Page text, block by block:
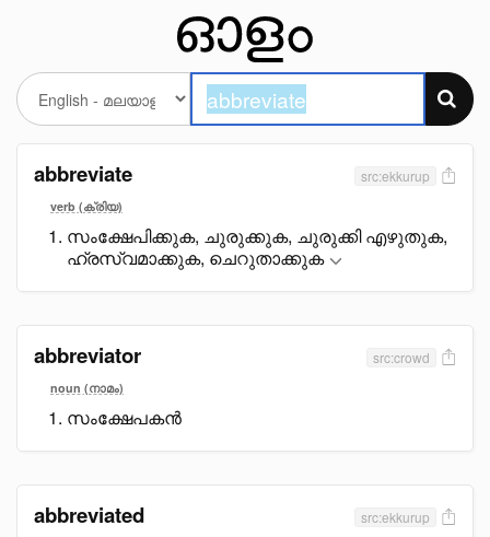
abbreviate src:ekkurup
verb (ക്രിയ)
സംക്ഷേപിക്കുക, ചുരുക്കുക, ചുരുക്കി എഴുതുക,
ഹ്രസ്വമാക്കുക, ചെറുതാക്കുക
abbreviator src:crowd
noun (നാമം)
സംക്ഷേപകൻ
abbreviated src:ekkurup